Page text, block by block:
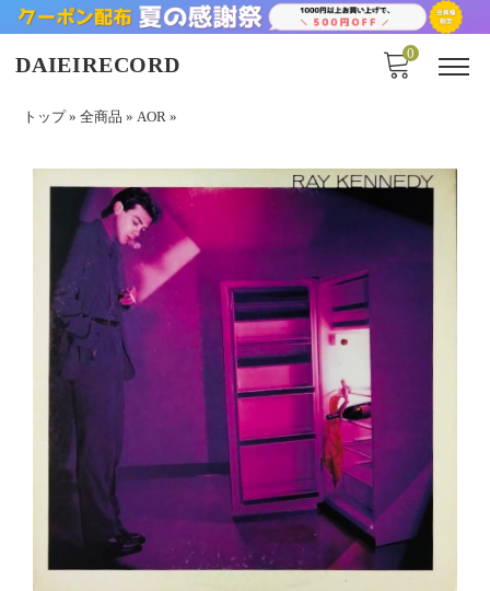
DAIEIRECORD 0
トップ» 全商品 » AOR »